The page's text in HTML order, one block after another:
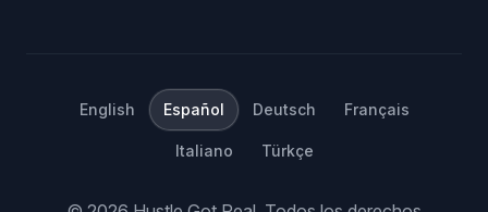
English Español Deutsch Français
Italiano Türkçe